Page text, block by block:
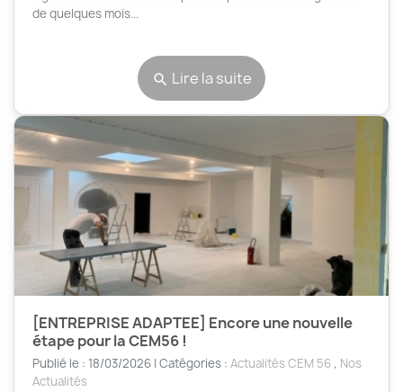
de quelques mois...
search Lire la suite
[ENTREPRISE ADAPTEE] Encore une nouvelle
étape pour la CEM56 !
Publié le : 18/03/2026 | Catégories : Actualités CEM 56, Nos
Actualités